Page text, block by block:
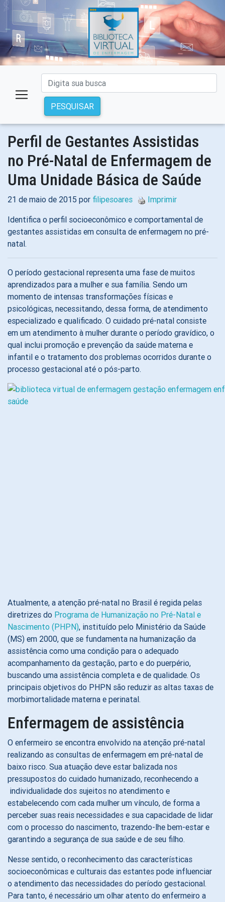
PESQUISAR
Perfil de Gestantes Assistidas
no Pré-Natal de Enfermagem de
Uma Unidade Básica de Saúde
21 de maio de 2015 por filipesoares
Imprimir
Identifica o perfil socioeconômico e comportamental de
gestantes assistidas em consulta de enfermagem no pré-
natal.
O período gestacional representa uma fase de muitos
aprendizados para a mulher e sua família. Sendo um
momento de intensas transformações físicas e
psicológicas, necessitando, dessa forma, de atendimento
especializado e qualificado. O cuidado pré-natal consiste
em um atendimento à mulher durante o período gravídico, o
qual inclui promoção e prevenção da saúde materna e
infantil e o tratamento dos problemas ocorridos durante o
processo gestacional até o pós-parto.
Atualmente, a atenção pré-natal no Brasil é regida pelas
diretrizes do Programa de Humanização no Pré-Natal e
Nascimento (PHPN), instituído pelo Ministério da Saúde
(MS) em 2000, que se fundamenta na humanização da
assistência como uma condição para o adequado
acompanhamento da gestação, parto e do puerpério,
buscando uma assistência completa e de qualidade. Os
principais objetivos do PHPN são reduzir as altas taxas de
morbimortalidade materna e perinatal.
Enfermagem de assistência
O enfermeiro se encontra envolvido na atenção pré-natal
realizando as consultas de enfermagem em pré-natal de
baixo risco. Sua atuação deve estar balizada nos
pressupostos do cuidado humanizado, reconhecendo a
individualidade dos sujeitos no atendimento e
estabelecendo com cada mulher um vínculo, de forma a
perceber suas reais necessidades e sua capacidade de lidar
com o processo do nascimento, trazendo-lhe bem-estar e
garantindo a segurança de sua saúde e de seu filho.
Nesse sentido, o reconhecimento das características
socioeconômicas e culturais das estantes pode influenciar
o atendimento das necessidades do período gestacional.
Para tanto, é necessário um olhar atento do enfermeiro a